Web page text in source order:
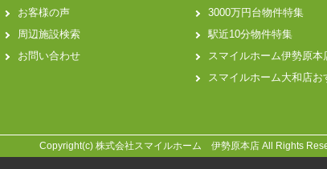
お客様の声
周辺施設検索
お問い合わせ
3000万円台物件特集
駅近10分物件特集
スマイルホーム伊勢原
スマイルホーム大和店お
Copyright(c) 株式会社スマイルホーム 伊勢原本店 All Rights